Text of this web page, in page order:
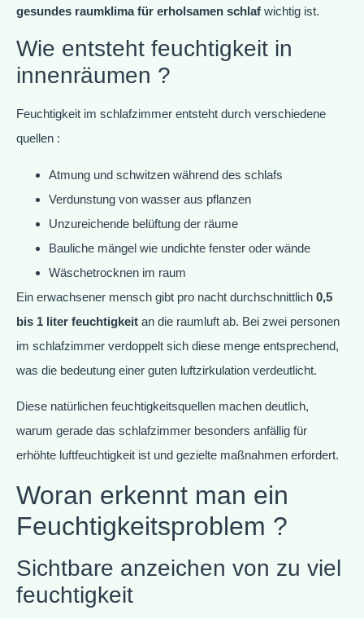
gesundes raumklima für erholsamen schlaf wichtig ist.
Wie entsteht feuchtigkeit in
innenräumen ?
Feuchtigkeit im schlafzimmer entsteht durch verschiedene
quellen :
Atmung und schwitzen während des schlafs
Verdunstung von wasser aus pflanzen
Unzureichende belüftung der räume
Bauliche mängel wie undichte fenster oder wände
Wäschetrocknen im raum
Ein erwachsener mensch gibt pro nacht durchschnittlich 0,5
bis 1 liter feuchtigkeit an die raumluft ab. Bei zwei personen
im schlafzimmer verdoppelt sich diese menge entsprechend,
was die bedeutung einer guten luftzirkulation verdeutlicht.
Diese natürlichen feuchtigkeitsquellen machen deutlich,
warum gerade das schlafzimmer besonders anfällig für
erhöhte luftfeuchtigkeit ist und gezielte maßnahmen erfordert.
Woran erkennt man ein
Feuchtigkeitsproblem ?
Sichtbare anzeichen von zu viel
feuchtigkeit